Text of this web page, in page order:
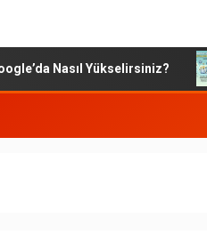
Nasıl Yükselirsiniz?